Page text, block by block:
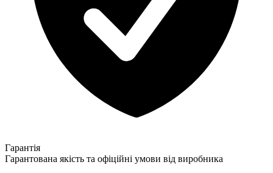
Гарантія
Гарантована якість та офіційні умови від виробника